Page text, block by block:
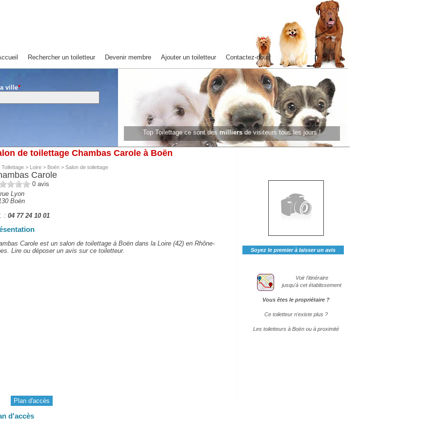
Rechercher un toiletteur Devenir membre Ajouter un toiletteur Contactez-nous
ville*
Top Toilettage ce sont des milliers de visiteurs tous les jours !
de toilettage Chambas Carole à Boën
Toilettage> Loire> Boën> Salon de toilettage
Carole
0avis
Lyon
Boën
: 04 77 24 10 01
Carole est un salon de toilettage à Boën dans la Loire (42) en Rhône-
Lire ou déposer un avis sur ce toiletteur.
Soyez le premier à laisser un avis
Voir l'itinéraire
jusqu'à cet établissement
Vous êtes le propriétaire ?
Ce toiletteur n'existe plus ?
Les toiletteurs à Boën ou à proximité
Plan d'accès
d'accès